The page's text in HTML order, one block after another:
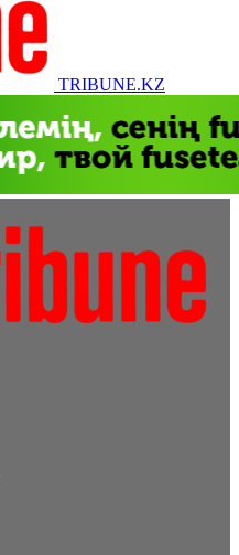
TRIBUNE.KZ